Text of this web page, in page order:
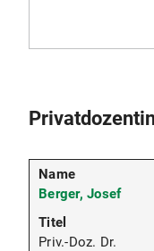
Berger, Josef
Priv.-Doz. Dr.